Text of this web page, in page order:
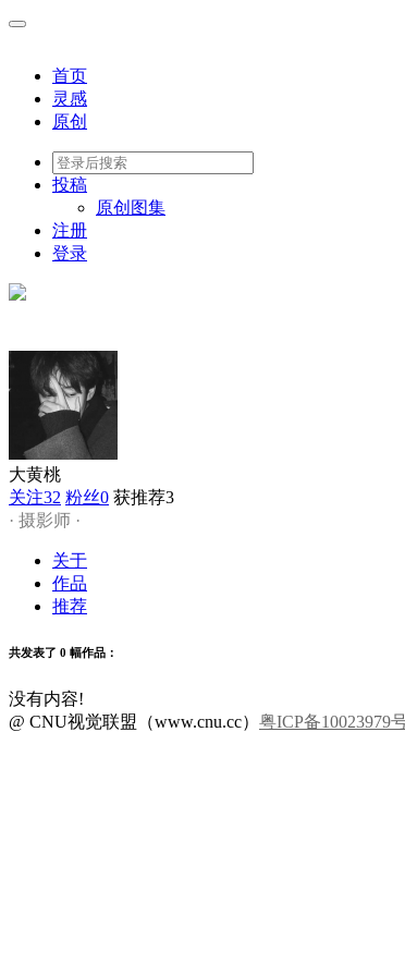
首页
灵感
原创
投稿
原创图集
注册
登录
大黄桃
关注32 粉丝0 获推荐3
· 摄影师 ·
关于
作品
推荐
共发表了 0 幅作品：
没有内容!
@ CNU视觉联盟（www.cnu.cc） 粤ICP备10023979